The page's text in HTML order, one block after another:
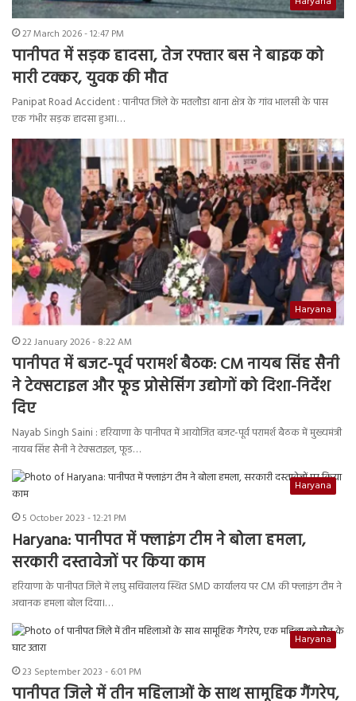
27 March 2026 - 12:47 PM
पानीपत में सड़क हादसा, तेज रफ्तार बस ने बाइक को
मारी टक्कर, युवक की मौत
Panipat Road Accident : पानीपत जिले के मतलौडा थाना क्षेत्र के गांव भालसी के पास
एक गंभीर सड़क हादसा हुआ।…
Haryana
22 January 2026 - 8:22 AM
पानीपत में बजट-पूर्व परामर्श बैठक: CM नायब सिंह सैनी
ने टेक्सटाइल और फूड प्रोसेसिंग उद्योगों को दिशा-निर्देश
दिए
Nayab Singh Saini : हरियाणा के पानीपत में आयोजित बजट-पूर्व परामर्श बैठक में मुख्यमंत्री
नायब सिंह सैनी ने टेक्सटाइल, फूड…
Haryana
5 October 2023 - 12:21 PM
Haryana: पानीपत में फ्लाइंग टीम ने बोला हमला,
सरकारी दस्तावेजों पर किया काम
हरियाणा के पानीपत जिले में लघु सचिवालय स्थित SMD कार्यालय पर CM की फ्लाइंग टीम ने
अचानक हमला बोल दिया।…
Haryana
23 September 2023 - 6:01 PM
पानीपत जिले में तीन महिलाओं के साथ सामूहिक गैंगरेप,